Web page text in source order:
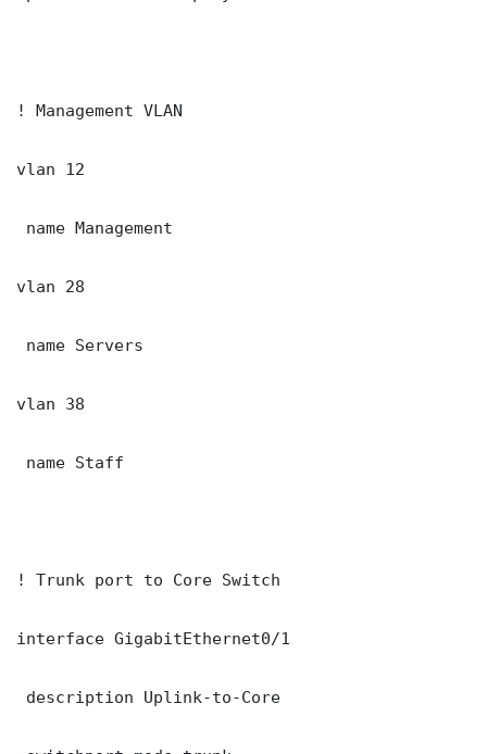
! Management VLAN
vlan 12
name Management
vlan 28
name Servers
vlan 38
name Staff
! Trunk port to Core Switch
interface GigabitEthernet0/1
description Uplink-to-Core